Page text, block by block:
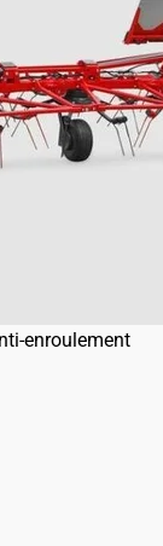
enroulement